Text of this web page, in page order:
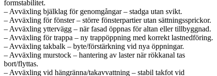
formstabilitet.
– Avväxling bjälklag för genomgångar – stadga utan svikt.
– Avväxling för fönster – större fönsterpartier utan sättningssprickor.
– Avväxling yttervägg – när fasad öppnas för altan eller tillbyggnad.
– Avväxling för trappa – ny trappöppning med korrekt lastnedföring.
– Avväxling takbalk – byte/förstärkning vid nya öppningar.
– Avväxling murstock – hantering av laster när rökkanal tas
bort/flyttas.
– Avväxling vid hängränna/takavvattning – stabil takfot vid